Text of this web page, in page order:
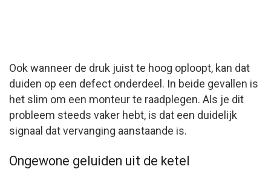
Ook wanneer de druk juist te hoog oploopt, kan dat
duiden op een defect onderdeel. In beide gevallen is
het slim om een monteur te raadplegen. Als je dit
probleem steeds vaker hebt, is dat een duidelijk
signaal dat vervanging aanstaande is.
Ongewone geluiden uit de ketel